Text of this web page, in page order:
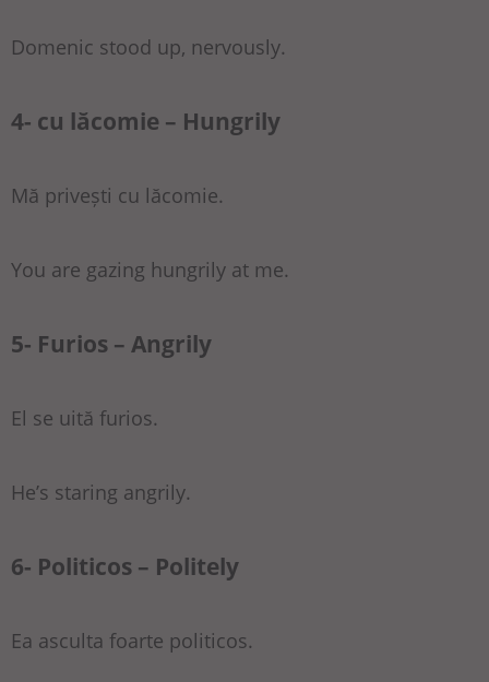
Domenic stood up, nervously.
4- cu lăcomie – Hungrily
Mă privești cu lăcomie.
You are gazing hungrily at me.
5- Furios – Angrily
El se uită furios.
He’s staring angrily.
6- Politicos – Politely
Ea asculta foarte politicos.